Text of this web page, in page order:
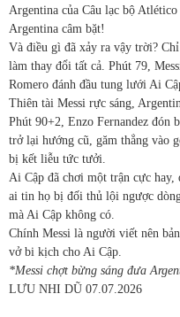
Argentina của Câu lạc bộ
Argentina câm bặt!
Và điều gì đã xảy ra vậy trời?
làm thay đổi tất cả. Phút 79,
Romero đánh đầu tung lưới Ai
Thiên tài Messi rực sáng,
Phút 90+2, Enzo Fernandez đón
trở lại hướng cũ, găm thẳng vào
bị kết liễu tức tưởi.
Ai Cập đã chơi một trận cực hay,
ai tin họ bị đối thủ lội ngược
mà Ai Cập không có.
Chính Messi là người viết nên
vở bi kịch cho Ai Cập.
*Messi chợt bừng sáng đưa
LƯU NHI DŨ 07.07.2026